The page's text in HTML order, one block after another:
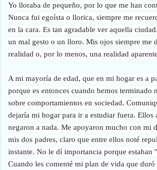
Yo lloraba de pequeño, por lo que me han
Nunca fui egoísta o llorica, siempre me
en la cara. Es tan agradable ver aquella
un mal gesto o un lloro. Mis ojos siempre me
realidad o, por lo menos, una realidad
A mi mayoría de edad, que en mi hogar es a
porque es entonces cuando hemos terminado
sobre comportamientos en sociedad.
dejaría mi hogar para ir a estudiar fuera. Ellos
negaron a nada. Me apoyaron mucho con mi
mis dos padres, claro que entre ellos noté
instante. No le dí importancia porque estaban
Cuando les comenté mi plan de vida que duró